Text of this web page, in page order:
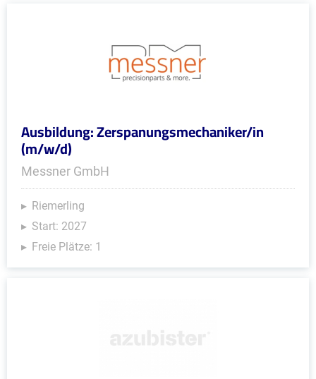
Ausbildung: Zerspanungsmechaniker/in
(m/w/d)
Messner GmbH
Riemerling
Start: 2027
Freie Plätze: 1